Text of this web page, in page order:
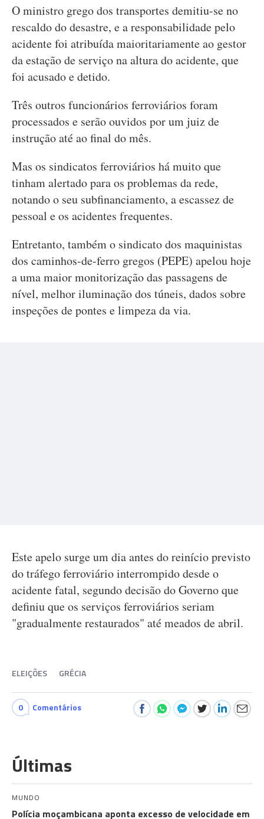
O ministro grego dos transportes demitiu-se no
rescaldo do desastre, e a responsabilidade pelo
acidente foi atribuída maioritariamente ao gestor
da estação de serviço na altura do acidente, que
foi acusado e detido.
Três outros funcionários ferroviários foram
processados e serão ouvidos por um juiz de
instrução até ao final do mês.
Mas os sindicatos ferroviários há muito que
tinham alertado para os problemas da rede,
notando o seu subfinanciamento, a escassez de
pessoal e os acidentes frequentes.
Entretanto, também o sindicato dos maquinistas
dos caminhos-de-ferro gregos (PEPE) apelou hoje
a uma maior monitorização das passagens de
nível, melhor iluminação dos túneis, dados sobre
inspeções de pontes e limpeza da via.
Este apelo surge um dia antes do reinício previsto
do tráfego ferroviário interrompido desde o
acidente fatal, segundo decisão do Governo que
definiu que os serviços ferroviários seriam
"gradualmente restaurados" até meados de abril.
ELEIÇÕES GRÉCIA
0 Comentários
Últimas
MUNDO
Polícia moçambicana aponta excesso de velocidade em